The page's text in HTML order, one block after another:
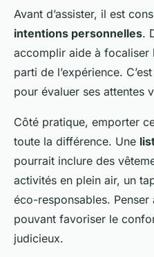
Avant d’assister, il est
intentions personnelles.
accomplir aide à focaliser
parti de l’expérience.
pour évaluer ses attentes
Côté pratique, emporter
toute la différence. Une
pourrait inclure des
activités en plein air, un
éco-responsables.
pouvant favoriser le
judicieux.